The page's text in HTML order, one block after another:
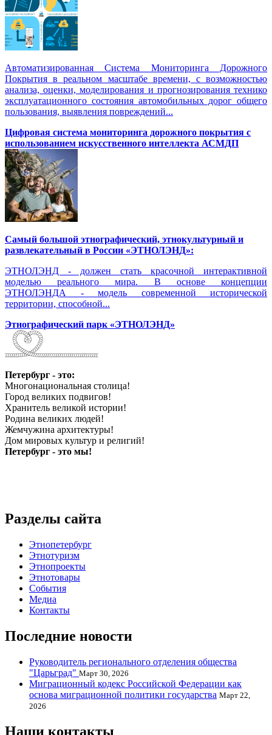
Автоматизированная Система Мониторинга Дорожного
Покрытия в реальном масштабе времени, с возможностью
анализа, оценки, моделирования и прогнозирования технико
эксплуатационного состояния автомобильных дорог общего
пользования, выявления повреждений...
Цифровая система мониторинга дорожного покрытия с
использованием искусственного интеллекта АСМДП
Самый большой этнографический, этнокультурный и
развлекательный в России «ЭТНОЛЭНД»:
ЭТНОЛЭНД - должен стать красочной интерактивной
моделью реального мира. В основе концепции
ЭТНОЛЭНДА - модель современной исторической
территории, способной...
Этнографический парк «ЭТНОЛЭНД»
Петербург - это:
Многонациональная столица!
Город великих подвигов!
Хранитель великой истории!
Родина великих людей!
Жемчужина архитектуры!
Дом мировых культур и религий!
Петербург - это мы!
Разделы сайта
Этнопетербург
Этнотуризм
Этнопроекты
Этнотовары
События
Медиа
Контакты
Последние новости
Руководитель регионального отделения общества
"Царьград" Март 30, 2026
Миграционный кодекс Российской Федерации как
основа миграционной политики государства Март 22,
2026
Наши контакты